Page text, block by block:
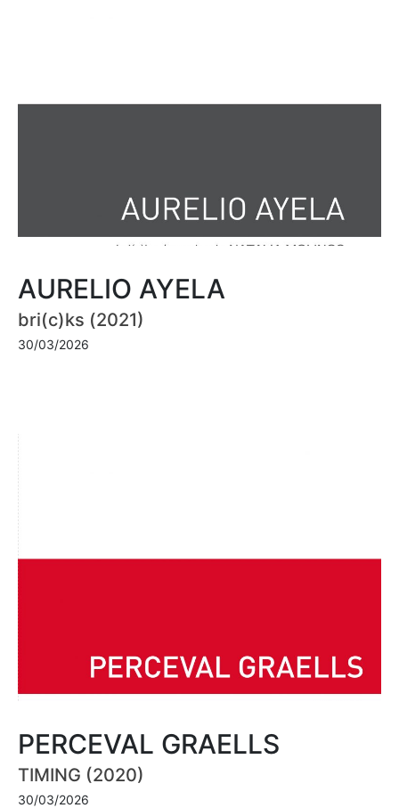
AURELIO AYELA
bri(c)ks (2021)
30/03/2026
PERCEVAL GRAELLS
TIMING (2020)
30/03/2026